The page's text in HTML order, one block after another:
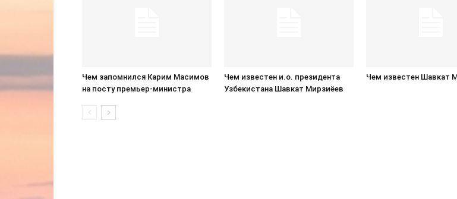
Чем запомнился Карим Масимов
на посту премьер-министра
Чем известен и.о. президента
Узбекистана Шавкат Мирзиёев
Чем известен Шавкат